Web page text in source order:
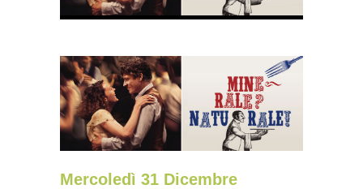
Mercoledì 31 Dicembre